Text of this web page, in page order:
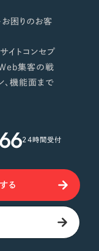
困りのお客
イトコンセプ
Web集客の戦
、機能面まで
24時間受付
る